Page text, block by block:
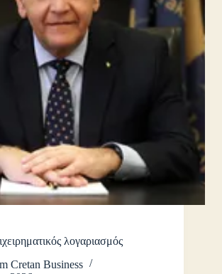
λογαριασμός
Cretan Business